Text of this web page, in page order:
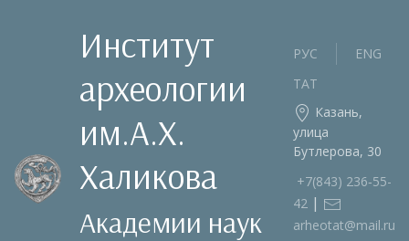
Институт
археологии
им.А.Х.
Халикова
Академии наук
РУС
ENG
ТАТ
Казань,
улица
Бутлерова, 30
+7(843) 236‑55-
42 |
arheotat@mail.ru